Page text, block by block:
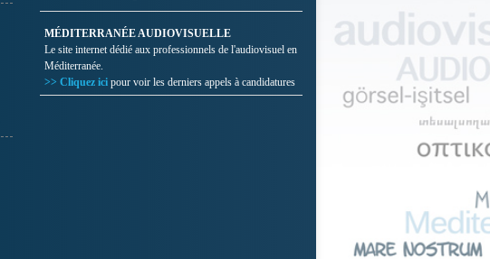
MÉDITERRANÉE AUDIOVISUELLE
Le site internet dédié aux professionnels de l'audiovisuel en
Méditerranée.
>> Cliquez ici pour voir les derniers appels à candidatures